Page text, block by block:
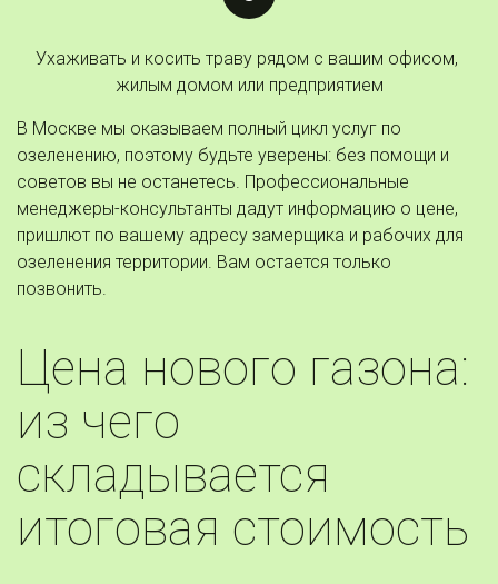
Ухаживать и косить траву рядом с вашим офисом,
жилым домом или предприятием
В Москве мы оказываем полный цикл услуг по
озеленению, поэтому будьте уверены: без помощи и
советов вы не останетесь. Профессиональные
менеджеры-консультанты дадут информацию о цене,
пришлют по вашему адресу замерщика и рабочих для
озеленения территории. Вам остается только
позвонить.
Цена нового газона:
из чего
складывается
итоговая стоимость